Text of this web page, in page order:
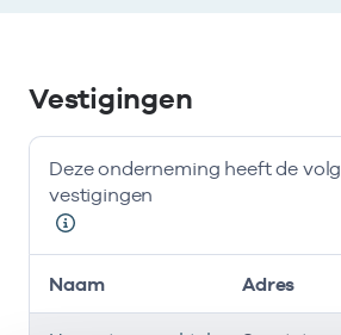
Vestigingen
Deze onderneming heeft de
vestigingen
Naam Adres